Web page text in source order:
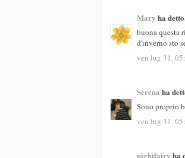
Mary ha
buona questa
d'inverno sto
ven lug 31,
Serena ha
Sono proprio
ven lug 31,
nightfairy ha